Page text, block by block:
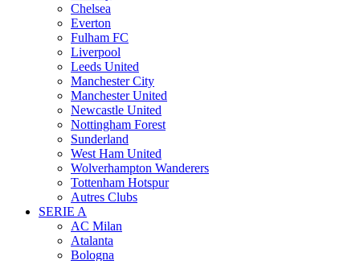
Chelsea
Everton
Fulham FC
Liverpool
Leeds United
Manchester City
Manchester United
Newcastle United
Nottingham Forest
Sunderland
West Ham United
Wolverhampton Wanderers
Tottenham Hotspur
Autres Clubs
SERIE A
AC Milan
Atalanta
Bologna